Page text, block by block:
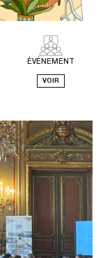
ÉVÉNEMENT
VOIR